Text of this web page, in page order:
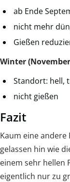
ab Ende
nicht mehr
Gießen
Winter
Standort: hell,
nicht gießen
Fazit
Kaum eine andere
gelassen hin wie
einem sehr hellen
eigentlich nur zu